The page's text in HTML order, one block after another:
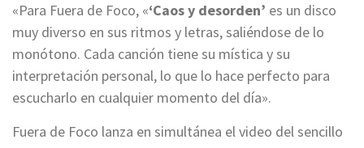
«Para Fuera de Foco, «‘Caos y desorden’ es un disco
muy diverso en sus ritmos y letras, saliéndose de lo
monótono. Cada canción tiene su mística y su
interpretación personal, lo que lo hace perfecto para
escucharlo en cualquier momento del día».
Fuera de Foco lanza en simultánea el video del sencillo